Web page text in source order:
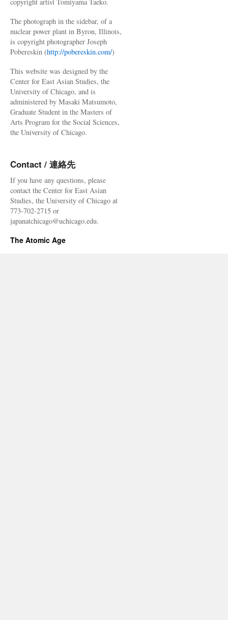
The photograph in the sidebar, of a
nuclear power plant in Byron, Illinois,
is copyright photographer Joseph
Pobereskin (http://pobereskin.com/)
This website was designed by the
Center for East Asian Studies, the
University of Chicago, and is
administered by Masaki Matsumoto,
Graduate Student in the Masters of
Arts Program for the Social Sciences,
the University of Chicago.
Contact / 連絡先
If you have any questions, please
contact the Center for East Asian
Studies, the University of Chicago at
773-702-2715 or
japanatchicago@uchicago.edu.
The Atomic Age